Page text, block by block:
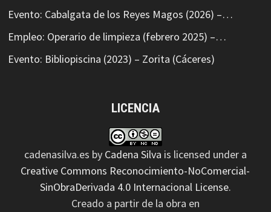
Evento: Cabalgata de los Reyes Magos (2026) –…
Empleo: Operario de limpieza (febrero 2025) –…
Evento: Bibliopiscina (2023) – Zorita (Cáceres)
LICENCIA
cadenasilva.es by Cadena Silva is licensed under a
Creative Commons Reconocimiento-NoComercial-
SinObraDerivada 4.0 Internacional License.
Creado a partir de la obra en